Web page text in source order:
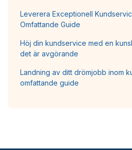
Leverera Exceptionell
Omfattande Guide
Höj din kundservice med en
det är avgörande
Landning av ditt drömjobb inom
omfattande guide